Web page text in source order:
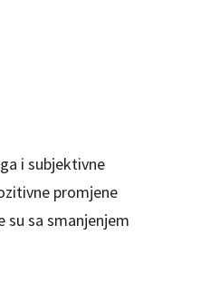
i subjektivne
promjene
sa smanjenjem